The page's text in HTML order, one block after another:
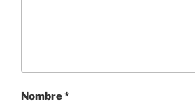
Nombre*